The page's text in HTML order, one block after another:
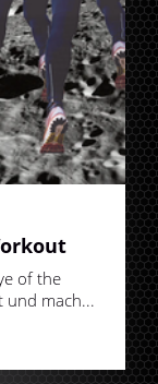
of the
und mach...